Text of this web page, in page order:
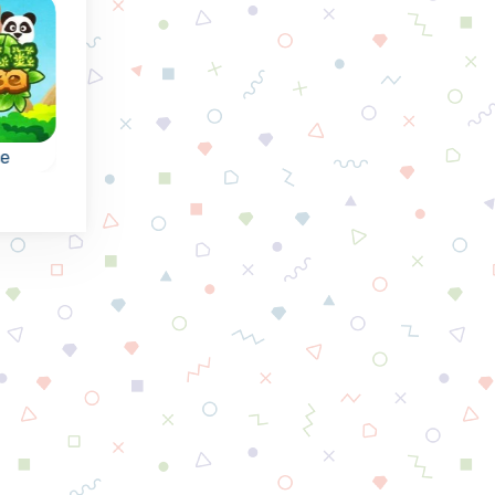
Runes of Mystery
Mysterieus collapse
spel met
Runentekens: bereik
het aangegeven doel.
Crystal Collapse
Combineer
en laat ze